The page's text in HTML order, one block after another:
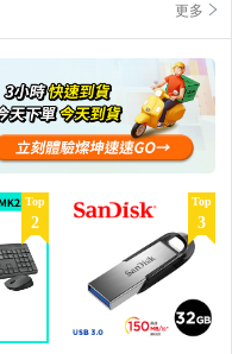
更多
Top
2
Top
3